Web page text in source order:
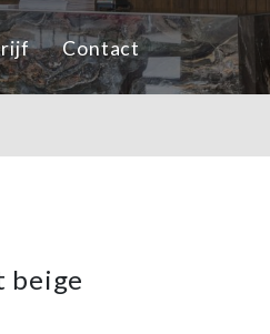
Contact
beige